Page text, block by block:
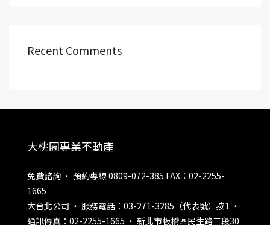
Recent Comments
大桃園專業不動產
免費諮詢 ‧ 預約專線 0809-072-385 FAX：02-2255-
1665
大台北公司 ‧ 服務電話：03-271-3285（代表號）按1 ‧
通訊傳真：02-2255-1665 ‧ 新北市板橋區民生路三段30